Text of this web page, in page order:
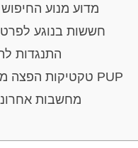
מדוע מנוע החיפוש
חששות בנוגע
התנגדות
טקטיקות הפצה מפוקפקות מאחורי זיהומי PUP
מחשבות